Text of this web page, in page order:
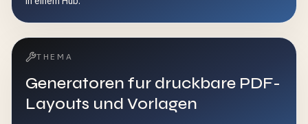
THEMA
Generatoren fur druckbare PDF-
Layouts und Vorlagen